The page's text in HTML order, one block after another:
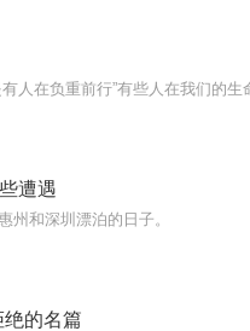
遭遇
州和深圳漂泊的日子。
的名篇